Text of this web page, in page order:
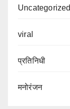
Uncategorized
viral
प्रतिनिधी
मनोरंजन